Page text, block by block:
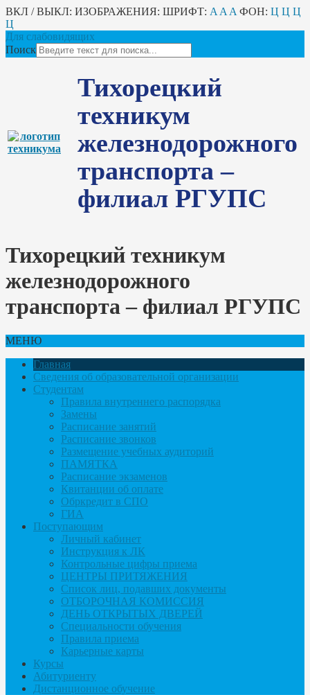
ВКЛ / ВЫКЛ: ИЗОБРАЖЕНИЯ: ШРИФТ: A A A ФОН: Ц Ц Ц
Ц
Для слабовидящих
Поиск
Тихорецкий
техникум
железнодорожного
транспорта –
филиал РГУПС
Тихорецкий техникум
железнодорожного
транспорта – филиал РГУПС
МЕНЮ
Главная
Сведения об образовательной организации
Студентам
Правила внутреннего распорядка
Замены
Расписание занятий
Расписание звонков
Размещение учебных аудиторий
ПАМЯТКА
Расписание экзаменов
Квитанции об оплате
Обркредит в СПО
ГИА
Поступающим
Личный кабинет
Инструкция к ЛК
Контрольные цифры приема
ЦЕНТРЫ ПРИТЯЖЕНИЯ
Список лиц, подавших документы
ОТБОРОЧНАЯ КОМИССИЯ
ДЕНЬ ОТКРЫТЫХ ДВЕРЕЙ
Специальности обучения
Правила приема
Карьерные карты
Курсы
Абитуриенту
Дистанционное обучение